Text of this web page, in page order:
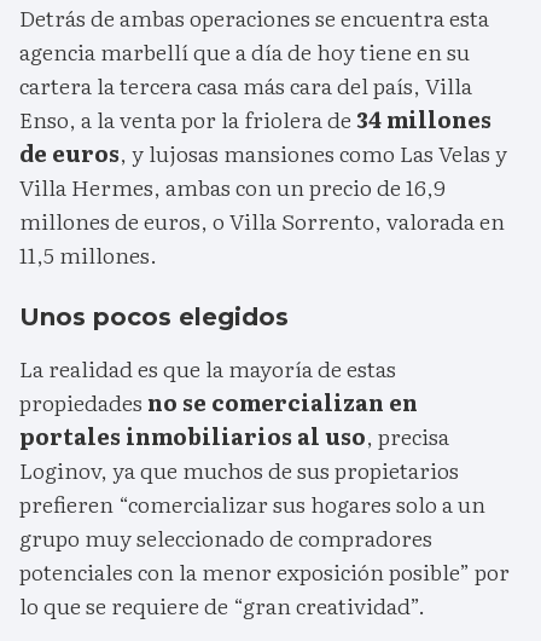
Detrás de ambas operaciones se encuentra esta
agencia marbellí que a día de hoy tiene en su
cartera la tercera casa más cara del país, Villa
Enso, a la venta por la friolera de34 millones
de euros, y lujosas mansiones como Las Velas y
Villa Hermes, ambas con un precio de 16,9
millones de euros, o Villa Sorrento, valorada en
11,5 millones.
Unos pocos elegidos
La realidad es que la mayoría de estas
propiedades no se comercializan en
portales inmobiliarios al uso, precisa
Loginov, ya que muchos de sus propietarios
prefieren “comercializar sus hogares solo a un
grupo muy seleccionado de compradores
potenciales con la menor exposición posible” por
lo que se requiere de “gran creatividad”.